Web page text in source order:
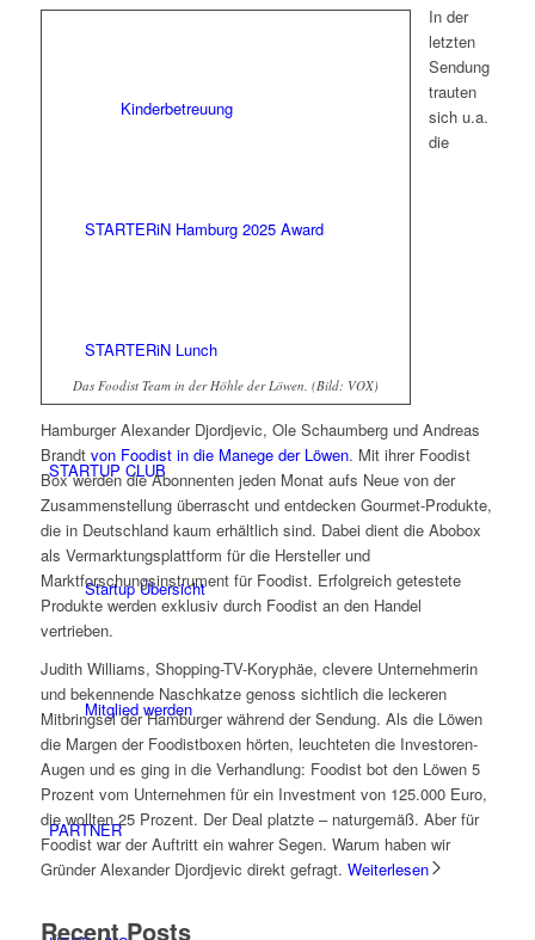
Kinderbetreuung
STARTERiN Hamburg 2025 Award
STARTERiN Lunch
STARTUP CLUB
Startup Übersicht
Mitglied werden
PARTNER
Das Foodist Team in der Höhle der Löwen. (Bild: VOX)
In der
letzten
Sendung
trauten
sich u.a.
die
Hamburger Alexander Djordjevic, Ole Schaumberg und Andreas
Brandt von Foodist in die Manege der Löwen. Mit ihrer Foodist
Box werden die Abonnenten jeden Monat aufs Neue von der
Zusammenstellung überrascht und entdecken Gourmet-Produkte,
die in Deutschland kaum erhältlich sind. Dabei dient die Abobox
als Vermarktungsplattform für die Hersteller und
Marktforschungsinstrument für Foodist. Erfolgreich getestete
Produkte werden exklusiv durch Foodist an den Handel
vertrieben.
Judith Williams, Shopping-TV-Koryphäe, clevere Unternehmerin
und bekennende Naschkatze genoss sichtlich die leckeren
Mitbringsel der Hamburger während der Sendung. Als die Löwen
die Margen der Foodistboxen hörten, leuchteten die Investoren-
Augen und es ging in die Verhandlung: Foodist bot den Löwen 5
Prozent vom Unternehmen für ein Investment von 125.000 Euro,
die wollten 25 Prozent. Der Deal platzte – naturgemäß. Aber für
Foodist war der Auftritt ein wahrer Segen. Warum haben wir
Gründer Alexander Djordjevic direkt gefragt. Weiterlesen
Recent Posts